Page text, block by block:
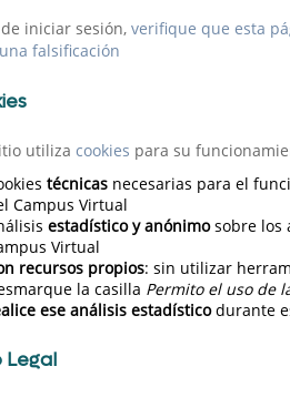
iniciar sesión, verifique que esta
falsificación
utiliza cookies para su
técnicas necesarias para el
Campus Virtual
estadístico y anónimosobre los
Virtual
recursos propios: sin utilizar
la casilla Permito el uso de
ese análisis estadísticodurante
Legal